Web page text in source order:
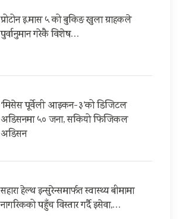
प्रोटोन इ.मास ५ को बुकिङ खुला ग्राहकले
पुर्वानुमान गरेकै विशेष…
‘मिसेस पूर्वेली आइकन-३’को डिजिटल
अडिसनमा ५० जना, सकियो फिजिकल
अडिसन
सहारा हेल्थ इन्सुरेन्समार्फत स्वास्थ्य बीमामा
नागरिकको पहुँच विस्तार गर्दै इसेवा,…